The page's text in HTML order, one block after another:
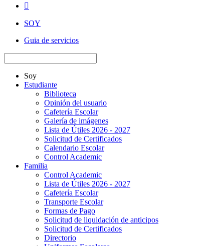

SOY
Guia de servicios
Soy
Estudiante
Biblioteca
Opinión del usuario
Cafetería Escolar
Galería de imágenes
Lista de Útiles 2026 - 2027
Solicitud de Certificados
Calendario Escolar
Control Academic
Familia
Control Academic
Lista de Útiles 2026 - 2027
Cafetería Escolar
Transporte Escolar
Formas de Pago
Solicitud de liquidación de anticipos
Solicitud de Certificados
Directorio